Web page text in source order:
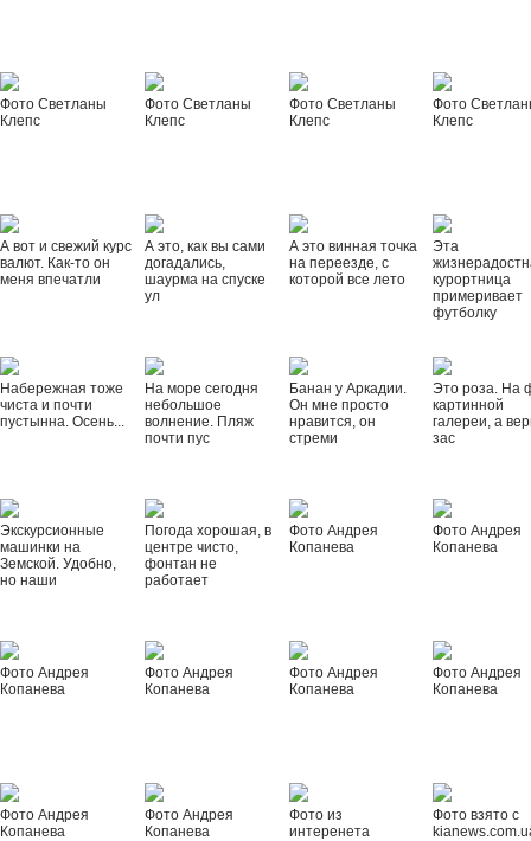
Фото Светланы
Клепс
Фото Светланы
Клепс
Фото Светланы
Клепс
Фото
Клепс
А вот и свежий курс
валют. Как-то он
меня впечатли
А это, как вы сами
догадались,
шаурма на спуске
ул
А это винная точка
на переезде, с
которой все лето
Эта
курортница
примеривает
футболку
Набережная тоже
чиста и почти
пустынна. Осень...
На море сегодня
небольшое
волнение. Пляж
почти пус
Банан у Аркадии.
Он мне просто
нравится, он
стреми
Это роза. На
картинной
галереи, а
зас
Экскурсионные
машинки на
Земской. Удобно,
но наши
Погода хорошая, в
центре чисто,
фонтан не
работает
Фото Андрея
Копанева
Фото Андрея
Копанева
Фото Андрея
Копанева
Фото Андрея
Копанева
Фото Андрея
Копанева
Фото Андрея
Копанева
Фото Андрея
Копанева
Фото Андрея
Копанева
Фото из
интеренета
Фото взято с